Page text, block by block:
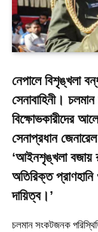
নেপালে বিশৃঙ্খলা
সেনাবাহিনী।
বিক্ষোভকারীদের
সেনাপ্রধান
‘আইনশৃঙ্খলা বজায়
অতিরিক্ত
দায়িত্ব।’
চলমান সংকটজনক